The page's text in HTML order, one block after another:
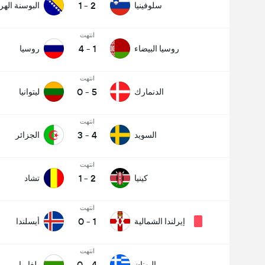
سلوفينيا 2
-
1 البوسنة
روسيا البيضاء
انتهت
1
-
4 روسيا
الدنمارك
انتهت
5
-
0 ليتوانيا
السويد
انتهت
4
-
3 الجزائر
كينيا
انتهت
2
-
1 تشاد
إيرلندا الشمالية
انتهت
1
-
0 أيسلندا
انتهت